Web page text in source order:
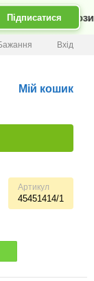
вигідні
Підписатися
Вхід
Мій кошик
Артикул
45451414/1